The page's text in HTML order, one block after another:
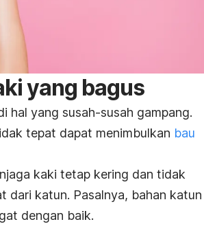
yang bagus
hal yang susah-susah gampang.
tepat dapat menimbulkan bau
kaki tetap kering dan tidak
dari katun. Pasalnya, bahan katun
dengan baik.